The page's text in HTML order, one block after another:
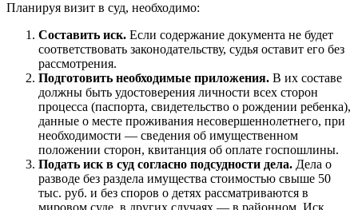
Планируя визит в суд, необходимо:
Составить иск. Если содержание документа не будет
соответствовать законодательству, судья оставит его без
рассмотрения.
Подготовить необходимые приложения. В их составе
должны быть удостоверения личности всех сторон
процесса (паспорта, свидетельство о рождении ребенка),
данные о месте проживания несовершеннолетнего, при
необходимости — сведения об имущественном
положении сторон, квитанция об оплате госпошлины.
Подать иск в суд согласно подсудности дела. Дела о
разводе без раздела имущества стоимостью свыше 50
тыс. руб. и без споров о детях рассматриваются в